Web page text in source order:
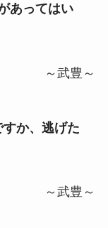
あってはい
～武豊～
か、逃げた
～武豊～